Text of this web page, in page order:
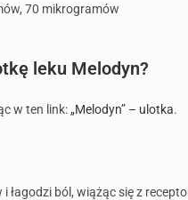
70 mikrogramów
leku Melodyn?
w ten link: „Melodyn” – ulotka.
łagodzi ból, wiążąc się z